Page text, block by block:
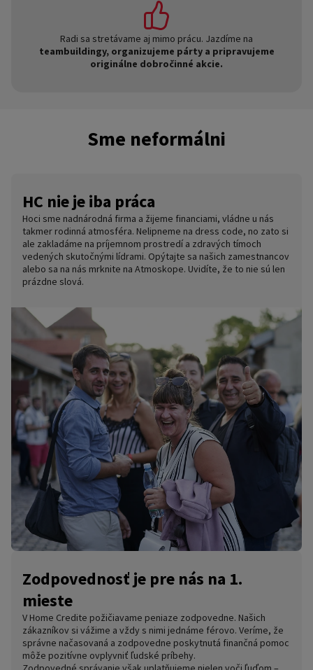
Radi sa stretávame aj mimo prácu. Jazdíme na
teambuildingy, organizujeme párty a pripravujeme
originálne dobročinné akcie.
Sme neformálni
HC nie je iba práca
Hoci sme nadnárodná firma a žijeme financiami, vládne u nás
takmer rodinná atmosféra. Nelipneme na dress code, no zato si
ale zakladáme na príjemnom prostredí a zdravých tímoch
vedených skutočnými lídrami. Opýtajte sa našich zamestnancov
alebo sa na nás mrknite na Atmoskope. Uvidíte, že to nie sú len
prázdne slová.
Zodpovednosť je pre nás na 1.
mieste
V Home Credite požičiavame peniaze zodpovedne. Našich
zákazníkov si vážime a vždy s nimi jednáme férovo. Veríme, že
správne načasovaná a zodpovedne poskytnutá finančná pomoc
môže pozitívne ovplyvniť ľudské príbehy.